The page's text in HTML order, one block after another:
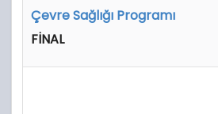
Çevre Sağlığı Programı
FİNAL